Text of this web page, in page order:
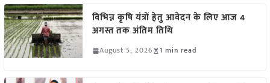
विभिन्न कृषि यंत्रों हेतु आवेदन के लिए आज 4
अगस्त तक अंतिम तिथि
August 5, 2026 1 min read